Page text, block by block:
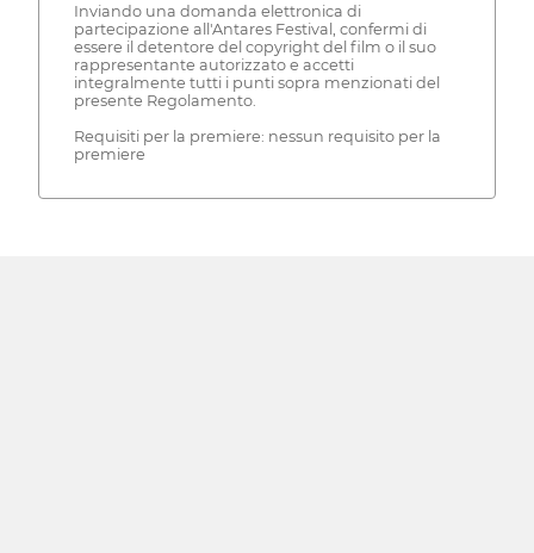
Inviando una domanda elettronica di
partecipazione all'Antares Festival, confermi di
essere il detentore del copyright del film o il suo
rappresentante autorizzato e accetti
integralmente tutti i punti sopra menzionati del
presente Regolamento.
Requisiti per la premiere: nessun requisito per la
premiere